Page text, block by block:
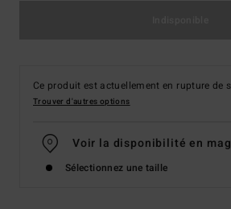
Ce produit est actuellement en rupture de
Trouver d'autres options
Voir la disponibilité en
Sélectionnez une taille